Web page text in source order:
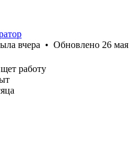
вчера • Обновлено 26 мая
работу